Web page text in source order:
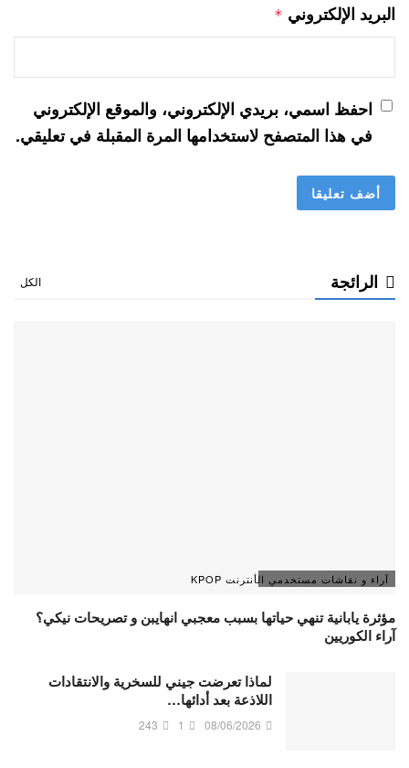
البريد الإلكتروني *
احفظ اسمي، بريدي الإلكتروني، والموقع الإلكتروني
في هذا المتصفح لاستخدامها المرة المقبلة في تعليقي.
الرائجة الكل
آراء و نقاشات مستخدمي الأنترنت KPOP
مؤثرة يابانية تنهي حياتها بسبب معجبي انهايبن و تصريحات نيكي؟
آراء الكوريين
لماذا تعرضت جيني للسخرية والانتقادات
اللاذعة بعد أدائها…
08/06/2026
1
243